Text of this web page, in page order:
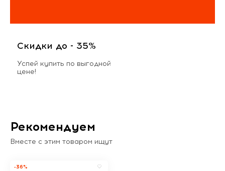
Скидки до - 35%
Успей купить по выгодной
цене!
Рекомендуем
Вместе с этим товаром ищут
-36%